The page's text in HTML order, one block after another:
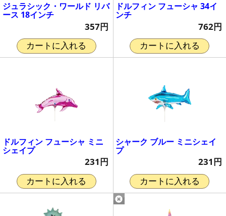
ジュラシック・ワールド リバ
ース 18インチ
357円
カートに入れる
ドルフィン フューシャ 34イ
ンチ
762円
カートに入れる
ドルフィン フューシャ ミニ
シェイプ
231円
カートに入れる
シャーク ブルー ミニシェイ
プ
231円
カートに入れる